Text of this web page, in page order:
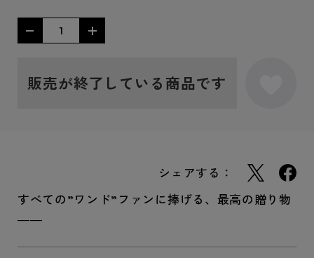
販売が終了している商品です
シェアする：
すべての”ワンド”ファンに捧げる、最高の贈り物
――